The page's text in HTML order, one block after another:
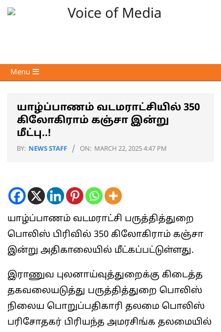
Skip
Voice
of
Primary
Navigation
Menu
யாழ்ப்பாணம் வடமராட்சியில் 350
கிலோகிராம் கஞ்சா இன்று
மீட்பு..!
BY: NEWS STAFF ON: MARCH 22, 2025 4:47 PM
யாழ்ப்பாணம் வடமராட்சி பருத்தித்துறை
பொலிஸ் பிரிவில் 350 கிலோகிராம் கஞ்சா
இன்று அதிகாலையில் மீட்கப்பட்டுள்ளது.
இராணுவ புலனாய்வுத்துறைக்கு கிடைத்த
தகவலையடுத்து பருத்தித்துறை பொலிஸ்
நிலைய பொறுப்பதிகாரி தலமை பொலிஸ்
பரிசோதகர் பிரியந்த அமரசிங்க தலமையில்